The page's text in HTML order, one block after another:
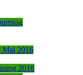
Mai 2016
2016